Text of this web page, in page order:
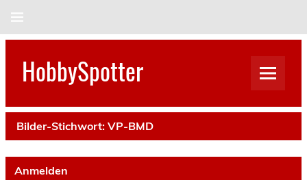
HobbySpotter
Bilder-Stichwort: VP-BMD
Anmelden